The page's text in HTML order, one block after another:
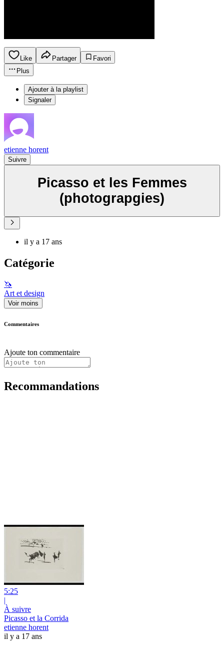
Like Partager
Favori
Plus
Ajouter à la playlist
Signaler
etienne horent
Suivre
Picasso et les Femmes
(photograpgies)
il y a 17 ans
Catégorie
🦄
Art et design
Voir moins
Commentaires
Ajoute ton commentaire
Recommandations
5:25
|
À suivre
Picasso et la Corrida
etienne horent
il y a 17 ans